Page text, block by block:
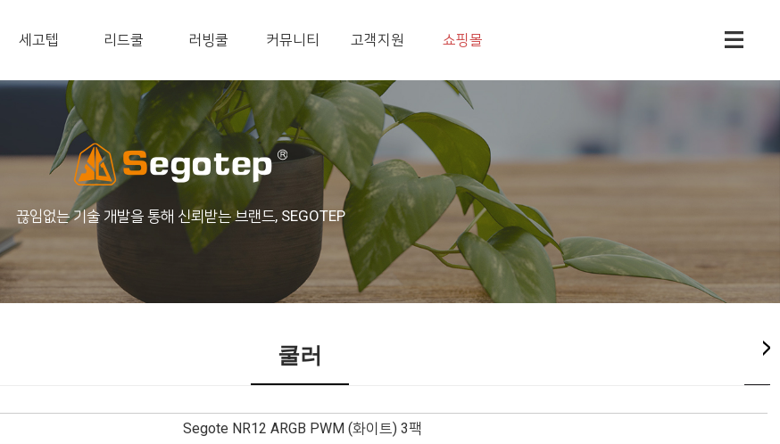
세고텝 리드쿨 러빙쿨 커뮤니티 고객지원 쇼핑몰
끊임없는 기술 개발을 통해 신뢰받는 브랜드, SEGOTEP
쿨러
Segote NR12 ARGB PWM (화이트) 3팩